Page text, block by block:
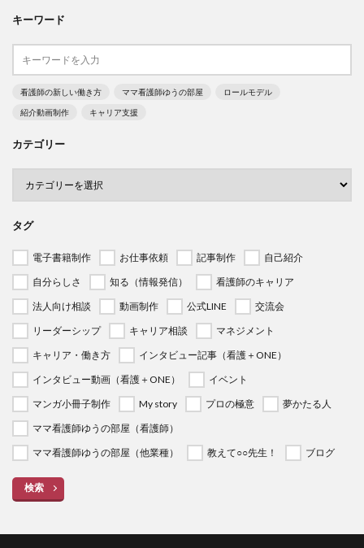
キーワード
看護師の新しい働き方 ママ看護師ゆうの部屋 ロールモデル
紹介動画制作 キャリア支援
カテゴリー
タグ
電子書籍制作 お仕事依頼 記事制作
自己紹介
自分らしさ
知る（情報発信）
看護師のキャリア
法人向け相談
動画制作 公式LINE
交流会
リーダーシップ
キャリア相談
マネジメント
キャリア・働き方
インタビュー記事（看護＋ONE）
インタビュー動画（看護＋ONE）
イベント
マンガ小冊子制作
My story プロの極意
夢かたる人
ママ看護師ゆうの部屋（看護師）
ママ看護師ゆうの部屋（他業種）
教えて○○先生！ ブログ
検索